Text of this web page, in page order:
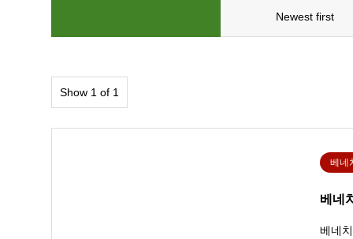
Newest first
Show 1 of 1
베네
베네
베네